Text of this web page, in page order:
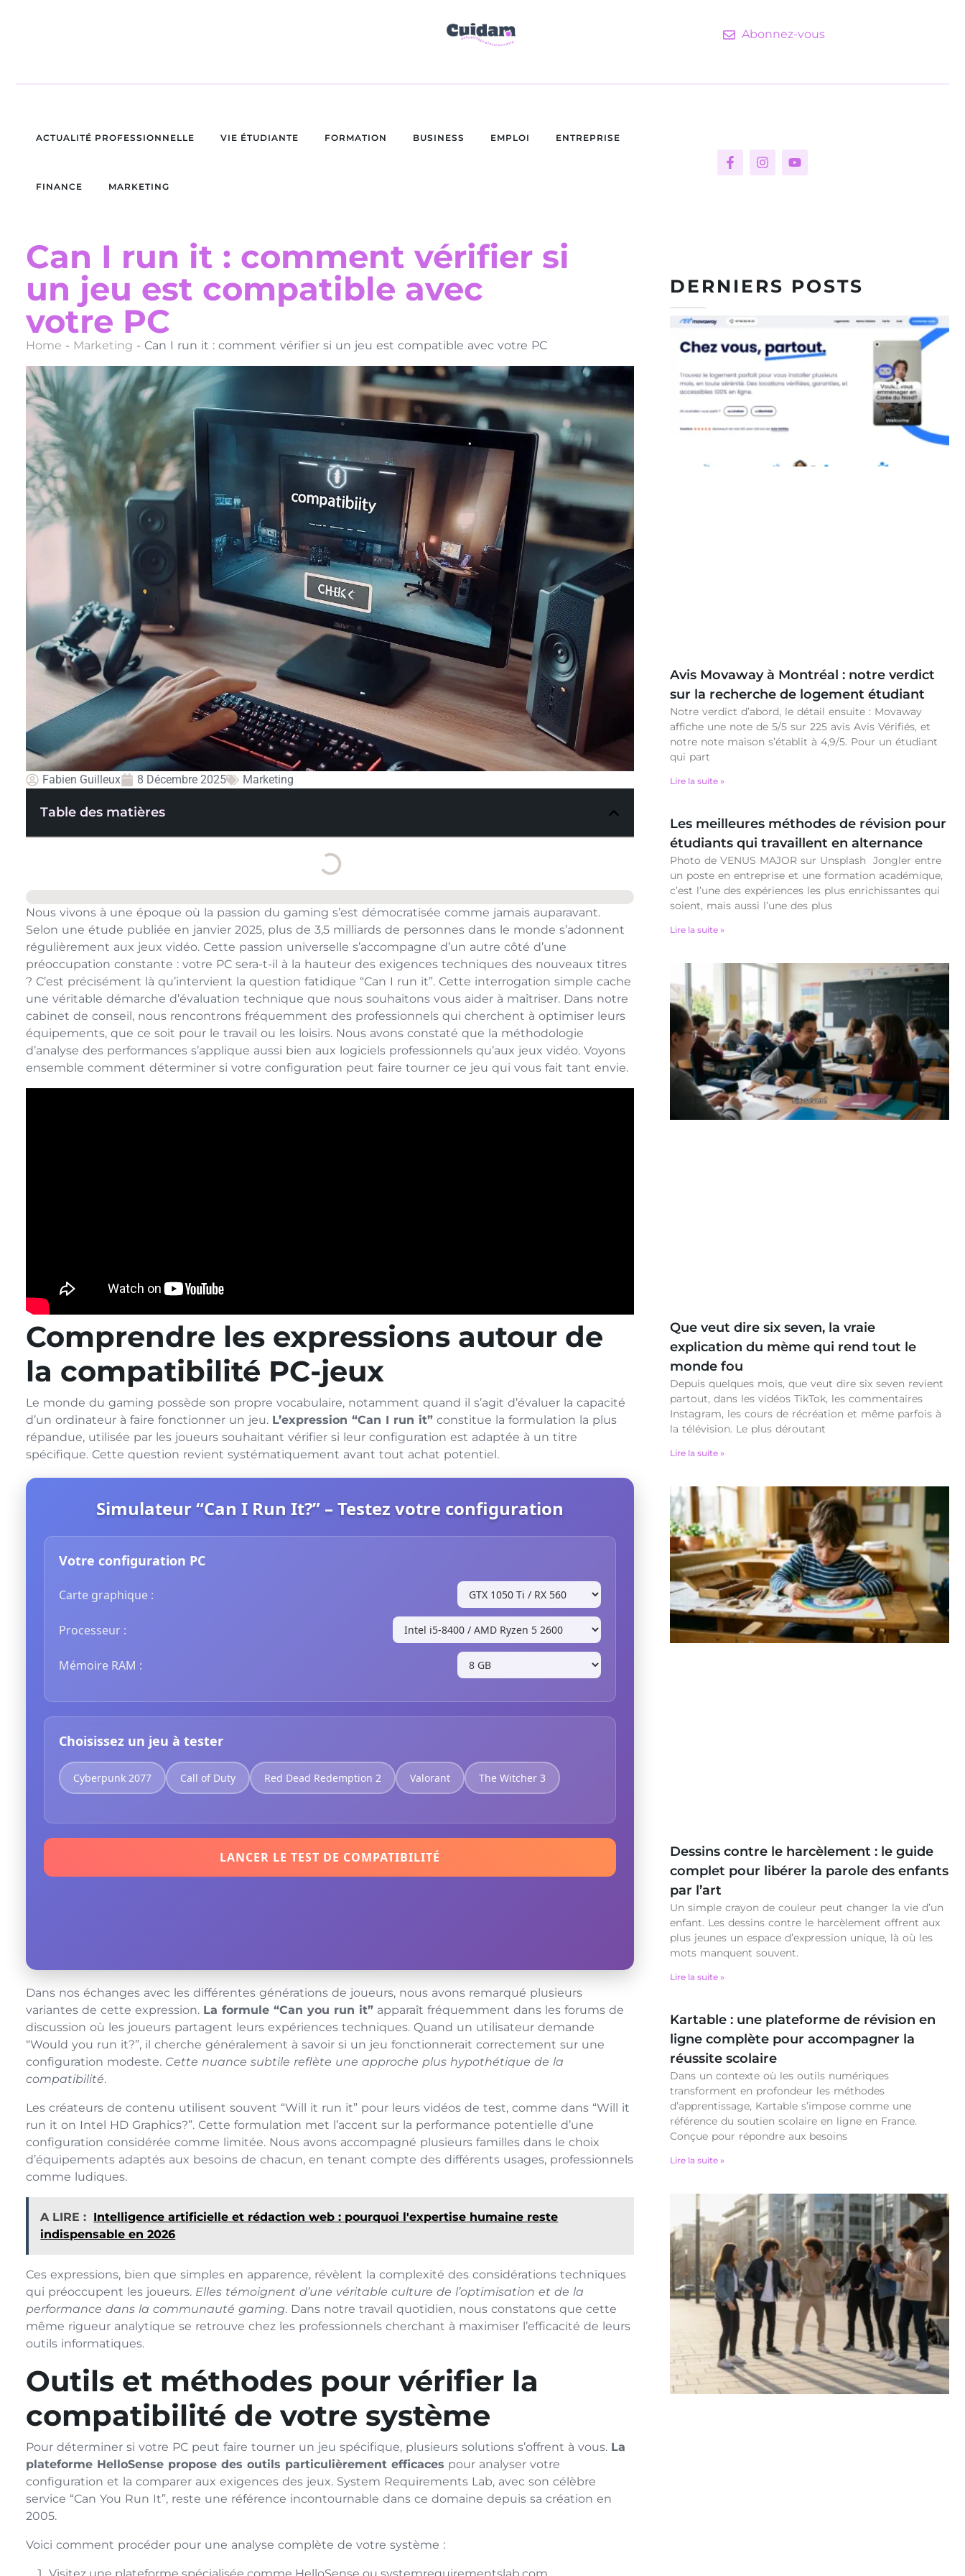
Abonnez-vous
ACTUALITÉ PROFESSIONNELLE VIE ÉTUDIANTE FORMATION BUSINESS EMPLOI ENTREPRISE
FINANCE MARKETING
DERNIERS POSTS
Avis Movaway à Montréal : notre verdict
sur la recherche de logement étudiant
Notre verdict d’abord, le détail ensuite : Movaway
affiche une note de 5/5 sur 225 avis Avis Vérifiés, et
notre note maison s’établit à 4,9/5. Pour un étudiant
qui part
Lire la suite »
Les meilleures méthodes de révision pour
étudiants qui travaillent en alternance
Photo de VENUS MAJOR sur Unsplash Jongler entre
un poste en entreprise et une formation académique,
c’est l’une des expériences les plus enrichissantes qui
soient, mais aussi l’une des plus
Lire la suite »
Que veut dire six seven, la vraie
explication du mème qui rend tout le
monde fou
Depuis quelques mois, que veut dire six seven revient
partout, dans les vidéos TikTok, les commentaires
Instagram, les cours de récréation et même parfois à
la télévision. Le plus déroutant
Lire la suite »
Dessins contre le harcèlement : le guide
complet pour libérer la parole des enfants
par l’art
Un simple crayon de couleur peut changer la vie d’un
enfant. Les dessins contre le harcèlement offrent aux
plus jeunes un espace d’expression unique, là où les
mots manquent souvent.
Lire la suite »
Kartable : une plateforme de révision en
ligne complète pour accompagner la
réussite scolaire
Dans un contexte où les outils numériques
transforment en profondeur les méthodes
d’apprentissage, Kartable s’impose comme une
référence du soutien scolaire en ligne en France.
Conçue pour répondre aux besoins
Lire la suite »
Can I run it : comment vérifier si
un jeu est compatible avec
votre PC
Home - Marketing -Can I run it : comment vérifier si un jeu est compatible avec votre PC
Fabien Guilleux 8 Décembre 2025 Marketing
Table des matières
Nous vivons à une époque où la passion du gaming s’est démocratisée comme jamais auparavant.
Selon une étude publiée en janvier 2025, plus de 3,5 milliards de personnes dans le monde s’adonnent
régulièrement aux jeux vidéo. Cette passion universelle s’accompagne d’un autre côté d’une
préoccupation constante : votre PC sera-t-il à la hauteur des exigences techniques des nouveaux titres
? C’est précisément là qu’intervient la question fatidique “Can I run it”. Cette interrogation simple cache
une véritable démarche d’évaluation technique que nous souhaitons vous aider à maîtriser. Dans notre
cabinet de conseil, nous rencontrons fréquemment des professionnels qui cherchent à optimiser leurs
équipements, que ce soit pour le travail ou les loisirs. Nous avons constaté que la méthodologie
d’analyse des performances s’applique aussi bien aux logiciels professionnels qu’aux jeux vidéo. Voyons
ensemble comment déterminer si votre configuration peut faire tourner ce jeu qui vous fait tant envie.
Comprendre les expressions autour de
la compatibilité PC-jeux
Le monde du gaming possède son propre vocabulaire, notamment quand il s’agit d’évaluer la capacité
d’un ordinateur à faire fonctionner un jeu. L’expression “Can I run it” constitue la formulation la plus
répandue, utilisée par les joueurs souhaitant vérifier si leur configuration est adaptée à un titre
spécifique. Cette question revient systématiquement avant tout achat potentiel.
Simulateur “Can I Run It?” – Testez votre configuration
Votre configuration PC
Carte graphique :
Processeur :
Mémoire RAM :
Choisissez un jeu à tester
Cyberpunk 2077 Call of Duty Red Dead Redemption 2 Valorant The Witcher 3
LANCER LE TEST DE COMPATIBILITÉ
Dans nos échanges avec les différentes générations de joueurs, nous avons remarqué plusieurs
variantes de cette expression. La formule “Can you run it” apparaît fréquemment dans les forums de
discussion où les joueurs partagent leurs expériences techniques. Quand un utilisateur demande
“Would you run it?”, il cherche généralement à savoir si un jeu fonctionnerait correctement sur une
configuration modeste. Cette nuance subtile reflète une approche plus hypothétique de la
compatibilité.
Les créateurs de contenu utilisent souvent “Will it run it” pour leurs vidéos de test, comme dans “Will it
run it on Intel HD Graphics?”. Cette formulation met l’accent sur la performance potentielle d’une
configuration considérée comme limitée. Nous avons accompagné plusieurs familles dans le choix
d’équipements adaptés aux besoins de chacun, en tenant compte des différents usages, professionnels
comme ludiques.
A LIRE : Intelligence artificielle et rédaction web : pourquoi l'expertise humaine reste
indispensable en 2026
Ces expressions, bien que simples en apparence, révèlent la complexité des considérations techniques
qui préoccupent les joueurs. Elles témoignent d’une véritable culture de l’optimisation et de la
performance dans la communauté gaming. Dans notre travail quotidien, nous constatons que cette
même rigueur analytique se retrouve chez les professionnels cherchant à maximiser l’efficacité de leurs
outils informatiques.
Outils et méthodes pour vérifier la
compatibilité de votre système
Pour déterminer si votre PC peut faire tourner un jeu spécifique, plusieurs solutions s’offrent à vous. La
plateforme HelloSense propose des outils particulièrement efficaces pour analyser votre
configuration et la comparer aux exigences des jeux. System Requirements Lab, avec son célèbre
service “Can You Run It”, reste une référence incontournable dans ce domaine depuis sa création en
2005.
Voici comment procéder pour une analyse complète de votre système :